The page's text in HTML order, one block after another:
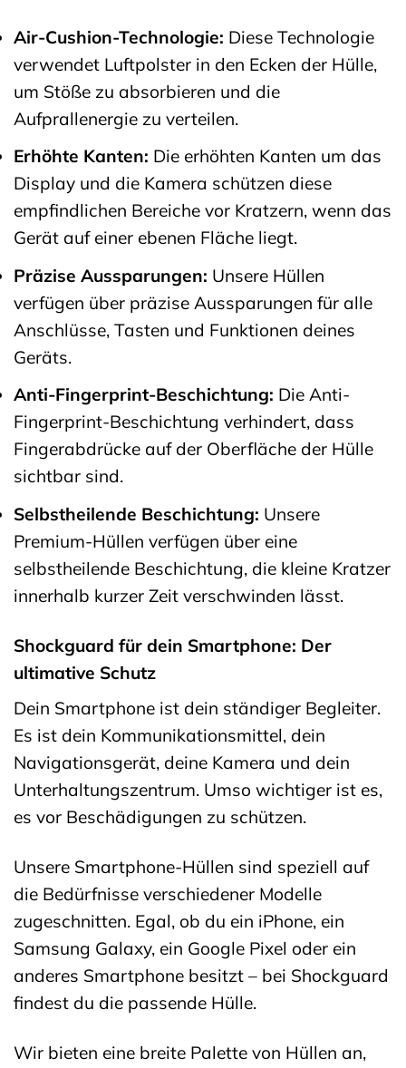
Air-Cushion-Technologie: Diese Technologie
verwendet Luftpolster in den Ecken der Hülle,
um Stöße zu absorbieren und die
Aufprallenergie zu verteilen.
Erhöhte Kanten: Die erhöhten Kanten um das
Display und die Kamera schützen diese
empfindlichen Bereiche vor Kratzern, wenn das
Gerät auf einer ebenen Fläche liegt.
Präzise Aussparungen: Unsere Hüllen
verfügen über präzise Aussparungen für alle
Anschlüsse, Tasten und Funktionen deines
Geräts.
Anti-Fingerprint-Beschichtung: Die Anti-
Fingerprint-Beschichtung verhindert, dass
Fingerabdrücke auf der Oberfläche der Hülle
sichtbar sind.
Selbstheilende Beschichtung: Unsere
Premium-Hüllen verfügen über eine
selbstheilende Beschichtung, die kleine Kratzer
innerhalb kurzer Zeit verschwinden lässt.
Shockguard für dein Smartphone: Der
ultimative Schutz
Dein Smartphone ist dein ständiger Begleiter.
Es ist dein Kommunikationsmittel, dein
Navigationsgerät, deine Kamera und dein
Unterhaltungszentrum. Umso wichtiger ist es,
es vor Beschädigungen zu schützen.
Unsere Smartphone-Hüllen sind speziell auf
die Bedürfnisse verschiedener Modelle
zugeschnitten. Egal, ob du ein iPhone, ein
Samsung Galaxy, ein Google Pixel oder ein
anderes Smartphone besitzt – bei Shockguard
findest du die passende Hülle.
Wir bieten eine breite Palette von Hüllen an,